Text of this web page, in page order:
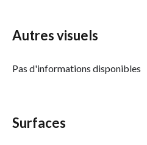
Autres visuels
Pas d'informations disponibles
Surfaces